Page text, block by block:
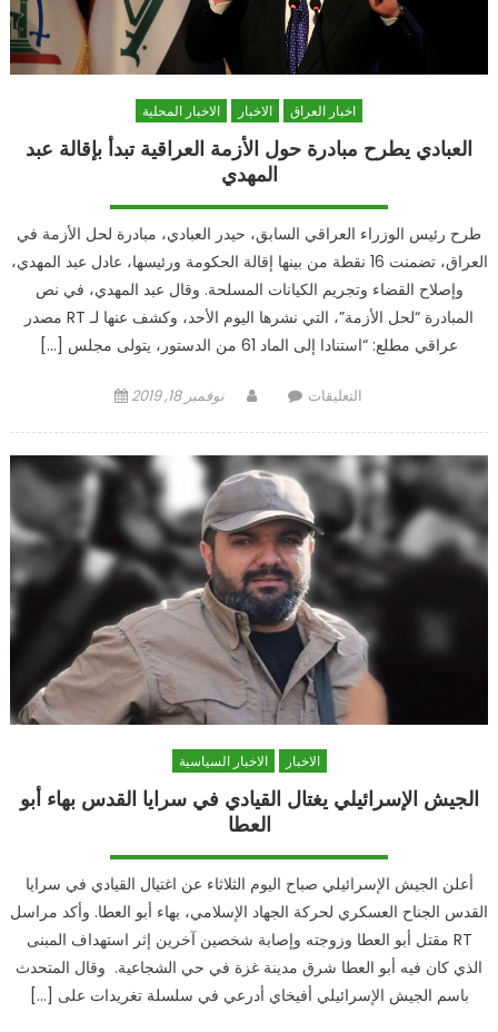
الطرقات
البلاد
مغلقة اخبار العراق الاخبار الاخبار المحلية
العبادي يطرح مبادرة حول الأزمة العراقية تبدأ بإقالة عبد
المهدي
طرح رئيس الوزراء العراقي السابق، حيدر العبادي، مبادرة لحل الأزمة في
العراق، تضمنت 16 نقطة من بينها إقالة الحكومة ورئيسها، عادل عبد المهدي،
وإصلاح القضاء وتجريم الكيانات المسلحة. وقال عبد المهدي، في نص
المبادرة “لحل الأزمة”، التي نشرها اليوم الأحد، وكشف عنها لـ RT مصدر
عراقي مطلع: “استنادا إلى الماد 61 من الدستور، يتولى مجلس […]
Posted نوفمبر 18, 2019 Authorالتعليقاتعلى
مبادرة
حول
العراقية
تبدأ
عبد
المهدي
مغلقة
الاخبار الاخبار السياسية
الجيش الإسرائيلي يغتال القيادي في سرايا القدس بهاء أبو
العطا
أعلن الجيش الإسرائيلي صباح اليوم الثلاثاء عن اغتيال القيادي في سرايا
القدس الجناح العسكري لحركة الجهاد الإسلامي، بهاء أبو العطا. وأكد مراسل
RT مقتل أبو العطا وزوجته وإصابة شخصين آخرين إثر استهداف المبنى
الذي كان فيه أبو العطا شرق مدينة غزة في حي الشجاعية. وقال المتحدث
باسم الجيش الإسرائيلي أفيخاي أدرعي في سلسلة تغريدات على […]